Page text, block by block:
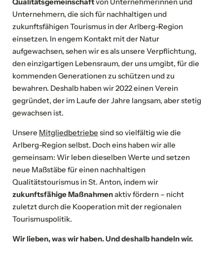
Unternehmern, die sich für nachhaltigen und
zukunftsfähigen Tourismus in der Arlberg-Region
einsetzen. In engem Kontakt mit der Natur
aufgewachsen, sehen wir es als unsere Verpflichtung,
den einzigartigen Lebensraum, der uns umgibt, für die
kommenden Generationen zu schützen und zu
bewahren. Deshalb haben wir 2022 einen Verein
gegründet, der im Laufe der Jahre langsam, aber stetig
gewachsen ist.
Unsere Mitgliedbetriebe sind so vielfältig wie die
Arlberg-Region selbst. Doch eins haben wir alle
gemeinsam: Wir leben dieselben Werte und setzen
neue Maßstäbe für einen nachhaltigen
Qualitätstourismus in St. Anton, indem wir
zukunftsfähige Maßnahmenaktiv fördern – nicht
zuletzt durch die Kooperation mit der regionalen
Tourismuspolitik.
Wir lieben, was wir haben. Und deshalb handeln wir.